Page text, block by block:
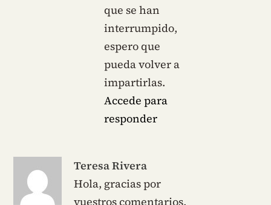
que se han
interrumpido,
espero que
pueda volver a
impartirlas.
Accede para
responder
Teresa Rivera
Hola, gracias por
vuestros comentarios,